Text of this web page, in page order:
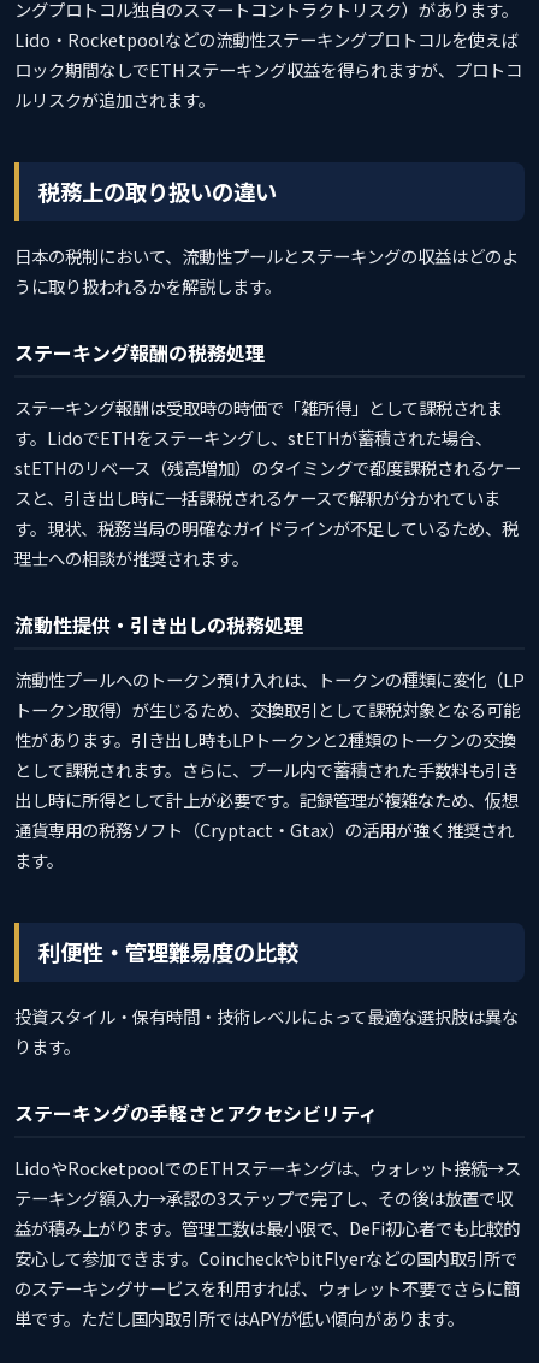
ングプロトコル独自のスマートコントラクトリスク）があります。
Lido・Rocketpoolなどの流動性ステーキングプロトコルを使えば
ロック期間なしでETHステーキング収益を得られますが、プロトコ
ルリスクが追加されます。
税務上の取り扱いの違い
日本の税制において、流動性プールとステーキングの収益はどのよ
うに取り扱われるかを解説します。
ステーキング報酬の税務処理
ステーキング報酬は受取時の時価で「雑所得」として課税されま
す。LidoでETHをステーキングし、stETHが蓄積された場合、
stETHのリベース（残高増加）のタイミングで都度課税されるケー
スと、引き出し時に一括課税されるケースで解釈が分かれていま
す。現状、税務当局の明確なガイドラインが不足しているため、税
理士への相談が推奨されます。
流動性提供・引き出しの税務処理
流動性プールへのトークン預け入れは、トークンの種類に変化（LP
トークン取得）が生じるため、交換取引として課税対象となる可能
性があります。引き出し時もLPトークンと2種類のトークンの交換
として課税されます。さらに、プール内で蓄積された手数料も引き
出し時に所得として計上が必要です。記録管理が複雑なため、仮想
通貨専用の税務ソフト（Cryptact・Gtax）の活用が強く推奨され
ます。
利便性・管理難易度の比較
投資スタイル・保有時間・技術レベルによって最適な選択肢は異な
ります。
ステーキングの手軽さとアクセシビリティ
LidoやRocketpoolでのETHステーキングは、ウォレット接続→ス
テーキング額入力→承認の3ステップで完了し、その後は放置で収
益が積み上がります。管理工数は最小限で、DeFi初心者でも比較的
安心して参加できます。CoincheckやbitFlyerなどの国内取引所で
のステーキングサービスを利用すれば、ウォレット不要でさらに簡
単です。ただし国内取引所ではAPYが低い傾向があります。